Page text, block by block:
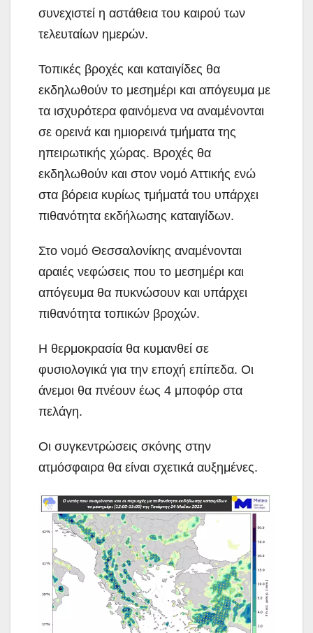
συνεχιστεί η αστάθεια του καιρού των
τελευταίων ημερών.
Τοπικές βροχές και καταιγίδες θα
εκδηλωθούν το μεσημέρι και απόγευμα με
τα ισχυρότερα φαινόμενα να αναμένονται
σε ορεινά και ημιορεινά τμήματα της
ηπειρωτικής χώρας. Βροχές θα
εκδηλωθούν και στον νομό Αττικής ενώ
στα βόρεια κυρίως τμήματά του υπάρχει
πιθανότητα εκδήλωσης καταιγίδων.
Στο νομό Θεσσαλονίκης αναμένονται
αραιές νεφώσεις που το μεσημέρι και
απόγευμα θα πυκνώσουν και υπάρχει
πιθανότητα τοπικών βροχών.
Η θερμοκρασία θα κυμανθεί σε
φυσιολογικά για την εποχή επίπεδα. Οι
άνεμοι θα πνέουν έως 4 μποφόρ στα
πελάγη.
Οι συγκεντρώσεις σκόνης στην
ατμόσφαιρα θα είναι σχετικά αυξημένες.